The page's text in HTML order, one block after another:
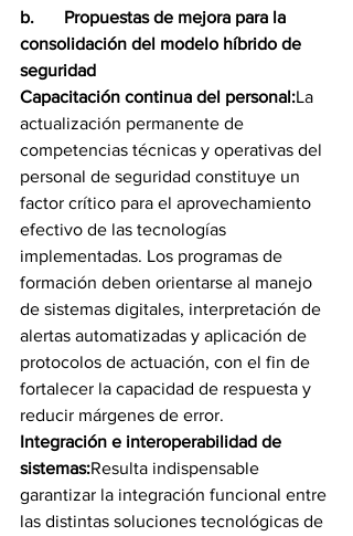
b.	Propuestas de mejora para la
consolidación del modelo híbrido de
seguridad
Capacitación continua del personal:La
actualización permanente de
competencias técnicas y operativas del
personal de seguridad constituye un
factor crítico para el aprovechamiento
efectivo de las tecnologías
implementadas. Los programas de
formación deben orientarse al manejo
de sistemas digitales, interpretación de
alertas automatizadas y aplicación de
protocolos de actuación, con el fin de
fortalecer la capacidad de respuesta y
reducir márgenes de error.
Integración e interoperabilidad de
sistemas:Resulta indispensable
garantizar la integración funcional entre
las distintas soluciones tecnológicas de